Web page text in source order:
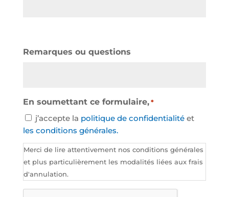
Remarques ou questions
En soumettant ce formulaire, *
j’accepte la politique de confidentialitéet
les conditions générales.
Merci de lire attentivement nos conditions générales
et plus particulièrement les modalités liées aux frais
d'annulation.